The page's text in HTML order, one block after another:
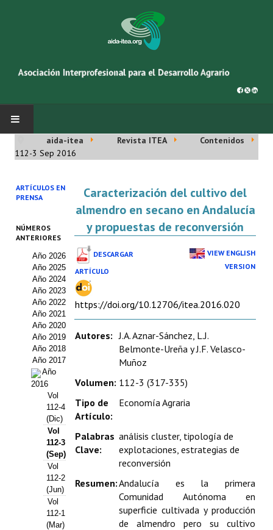
INICIO
Asociación AIDA
Cincuentenario AIDA
Organigrama
Estatutos
Hacerse socio
Noticias
Galería de Fotos
Web AIDA 2.0
REVISTA ITEA
Presentación ITEA
Equipo Editorial
Leer revista ITEA
Directrices para autores/as
aida-itea Revista ITEA
Contenidos
112-3 Sep 2016
ARTÍCULOS EN
PRENSA
NÚMEROS
ANTERIORES
Año 2026
Año 2025
Año 2024
Año 2023
Año 2022
Año 2021
Año 2020
Año 2019
Año 2018
Año 2017
Año
2016
Vol
112-4
(Dic)
Vol
112-3
(Sep)
Vol
112-2
(Jun)
Vol
112-1
(Mar)
Caracterización del cultivo del
almendro en secano en Andalucía
y propuestas de reconversión
DESCARGAR
ARTÍCULO
VIEW ENGLISH
VERSION
https://doi.org/10.12706/itea.2016.020
Autores: J.A. Aznar-Sánchez, L.J.
Belmonte-Ureña y J.F. Velasco-
Muñoz
Volumen: 112-3 (317-335)
Tipo de
Artículo:
Economía Agraria
Palabras
Clave:
análisis cluster, tipología de
explotaciones, estrategias de
reconversión
Resumen:Andalucía es la primera
Comunidad Autónoma en
superficie cultivada y producción
de almendro pero su cultivo